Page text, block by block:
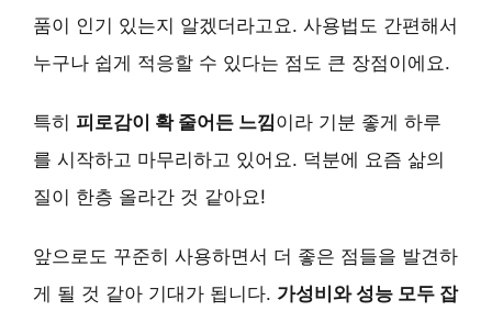
품이 인기 있는지 알겠더라고요. 사용법도 간편해서
누구나 쉽게 적응할 수 있다는 점도 큰 장점이에요.
특히 피로감이 확 줄어든 느낌이라 기분 좋게 하루
를 시작하고 마무리하고 있어요. 덕분에 요즘 삶의
질이 한층 올라간 것 같아요!
앞으로도 꾸준히 사용하면서 더 좋은 점들을 발견하
게 될 것 같아 기대가 됩니다. 가성비와 성능 모두 잡